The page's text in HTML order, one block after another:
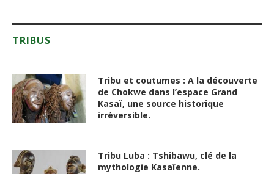
TRIBUS
Tribu et coutumes : A la découverte
de Chokwe dans l’espace Grand
Kasaï, une source historique
irréversible.
Tribu Luba : Tshibawu, clé de la
mythologie Kasaïenne.